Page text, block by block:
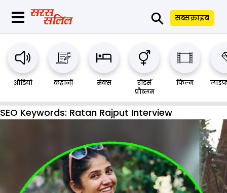
⚲ सब्सक्राइब
ऑडियो कहानी सेक्स
रीडर्स
प्रौब्लम
फिल्म
SEO Keywords: Ratan Rajput Interview